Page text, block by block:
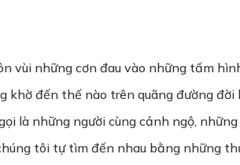
vùi những cơn đau vào những tấm
đến thế nào trên quãng đường
là những người cùng cảnh ngộ,
tôi tự tìm đến nhau bằng những